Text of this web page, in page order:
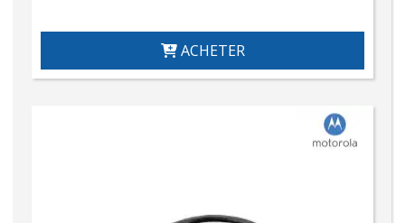
ACHETER